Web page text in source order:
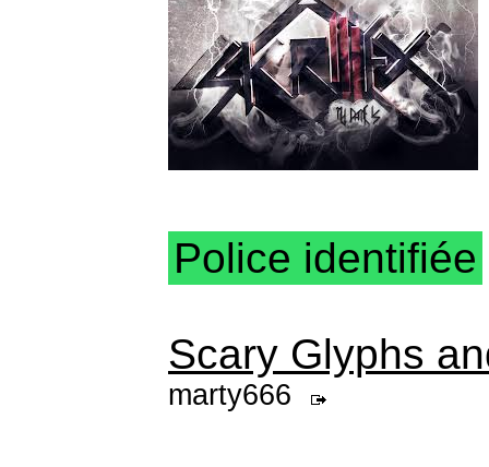
Police identifiée
Scary Glyphs
marty666